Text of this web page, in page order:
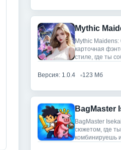
Mythic
карточная
стиле, где ты
Версия: 1.0.4 123 Мб
BagMaster
сюжетом, где
комбинируешь